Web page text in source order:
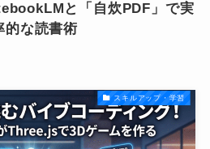
と「自炊PDF」で実
的な読書術
スキルアップ・学習